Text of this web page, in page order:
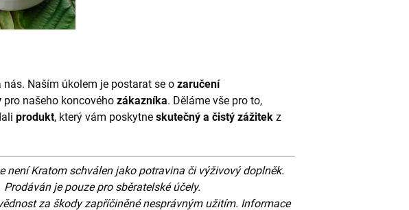
nás. Naším úkolem je postarat se o zaručení
pro našeho koncového zákazníka. Děláme vše pro to,
produkt, který vám poskytne skutečný a čistý zážitek z
není Kratom schválen jako potravina či výživový doplněk.
Prodáván je pouze pro sběratelské účely.
za škody zapříčiněné nesprávným užitím. Informace